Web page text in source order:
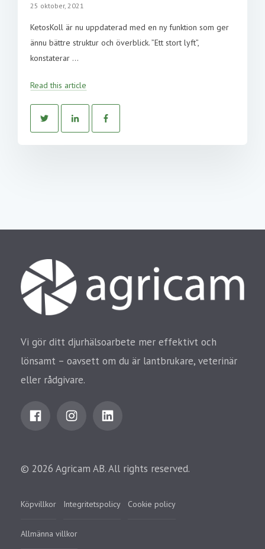
25 oktober, 2021
KetosKoll är nu uppdaterad med en ny funktion som ger
ännu bättre struktur och överblick. ”Ett stort lyft”,
konstaterar ...
Read this article
Vi gör ditt djurhälsoarbete mer effektivt och
lönsamt – oavsett om du är lantbrukare, veterinär
eller rådgivare.
© 2026 Agricam AB. All rights reserved.
Köpvillkor Integritetspolicy Cookie policy
Allmänna villkor